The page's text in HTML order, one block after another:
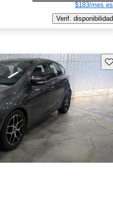
$183/mes
Verif. disponibilidad